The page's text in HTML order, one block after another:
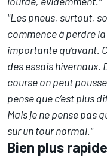
"Les pneus, surtout,
commence à perdre
importante qu’avant.
des essais hivernaux.
course on peut
pense que c’est plus
Mais je ne pense pas
sur un tour normal."
Bien plus